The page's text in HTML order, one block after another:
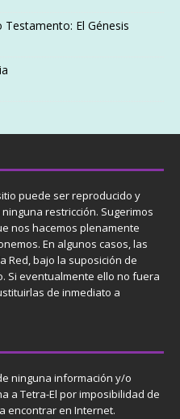
El Génesis
puede ser reproducido y
restricción. Sugerimos
nos hacemos plenamente
En algunos casos, las
Red, bajo la suposición de
Si eventualmente ello no fuera
de inmediato a
ninguna información y/o
a Tetra-El por imposibilidad de
encontrar en Internet.